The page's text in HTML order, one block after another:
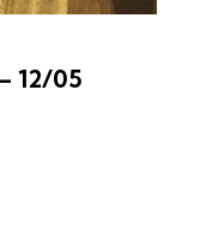
12/05